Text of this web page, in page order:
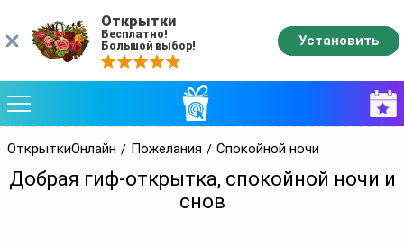
ОткрыткиОнлайн Пожелания Спокойной ночи
Добрая гиф-открытка, спокойной ночи и
снов
Открытки
Бесплатно!
Большой выбор!
Установить